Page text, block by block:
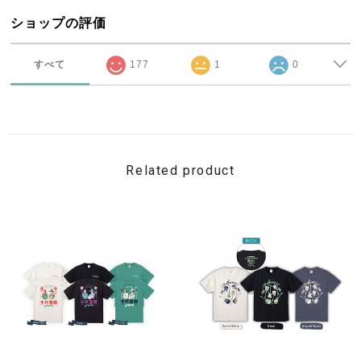
ショップの評価
すべて 177 1 0
Related product